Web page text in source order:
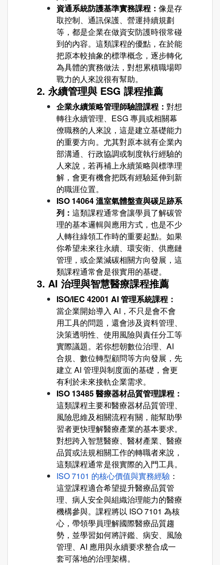
資通系統防護基準實務課程： 像是存
取控制、通訊保護、營運持續規劃
等，都是企業在做資安防護時很常碰
到的內容。這類課程的優點，在於能
把原本較抽象的標準概念，逐步轉化
為具體的實務做法，對想累積職場即
戰力的人來說很有幫助。
2. 永續管理與 ESG 課程推薦
企業永續策略管理師驗證課程： 對想
轉往永續管理、ESG 專員或相關幕
僚職務的人來說，這是建立基礎能力
的重要方向。尤其對原本就有企業內
部溝通、行政協調或制度執行經驗的
人來說，若再補上永續策略與標準理
解，會更有機會把既有經驗延伸到新
的職涯位置。
ISO 14064 溫室氣體盤查與碳足跡系
列： 這類課程通常會讓學員了解碳管
理的基本邏輯與應用方式，也是不少
人轉往綠領工作時的重要起點。如果
你希望未來往永續、環安衛、供應鏈
管理，或企業減碳相關方向發展，這
類課程通常會是很實用的基礎。
3. AI 治理與智慧醫療課程推薦
ISO/IEC 42001 AI 管理系統課程：
當企業開始導入 AI，不只是會不會
用工具的問題，還會涉及資料管理、
決策透明性、使用風險與責任分工等
實際議題。若你想朝數位治理、AI
合規、數位轉型顧問等方向發展，先
建立 AI 管理與制度面的基礎，會更
有利於未來接軌企業需求。
ISO 13485 醫療器材品質管理課程：
這類課程主要和醫療器材品質管理、
風險思維及相關流程有關，能幫助學
習者更快理解醫療產業的基本要求。
對想跨入智慧醫療、醫材產業、醫療
品質或法規相關工作的轉職者來說，
這類課程通常是很實際的入門工具。
ISO 7101 的核心價值與實務經驗 ：
這堂課程適合希望提升醫療品質管
理、病人安全與組織治理能力的醫療
機構參與。課程將以 ISO 7101 為核
心，帶領學員理解國際醫療品質趨
勢，並學習如何將評鑑、病安、風險
管理、AI 應用與永續要求整合成一
套可落地的治理架構。